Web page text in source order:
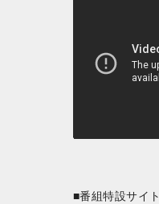
■番組特設サイト